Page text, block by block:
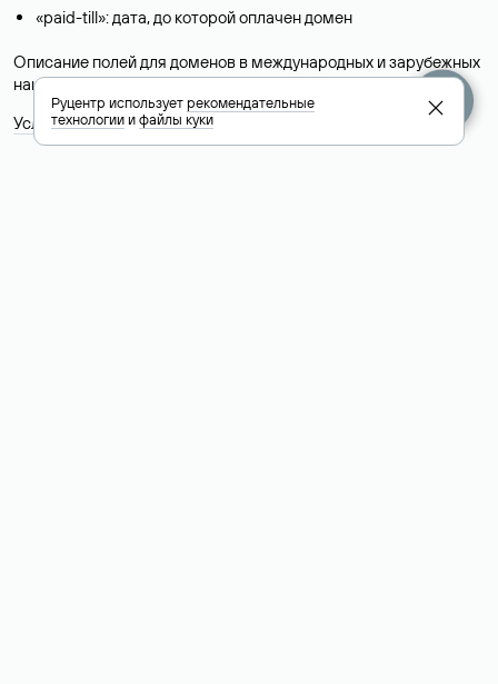
«paid-till»: дата, до которой оплачен домен
Описание полей для доменов в международных и зарубежных
национальных доменах представлены в разделе «Помощь».
Условия использования Whois-сервиса
Руцентр используетрекомендательные
технологииифайлы куки